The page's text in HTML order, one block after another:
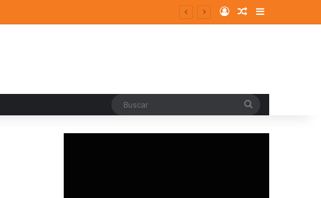
emergentes y consolidados Log InRandom Article
Sidebar